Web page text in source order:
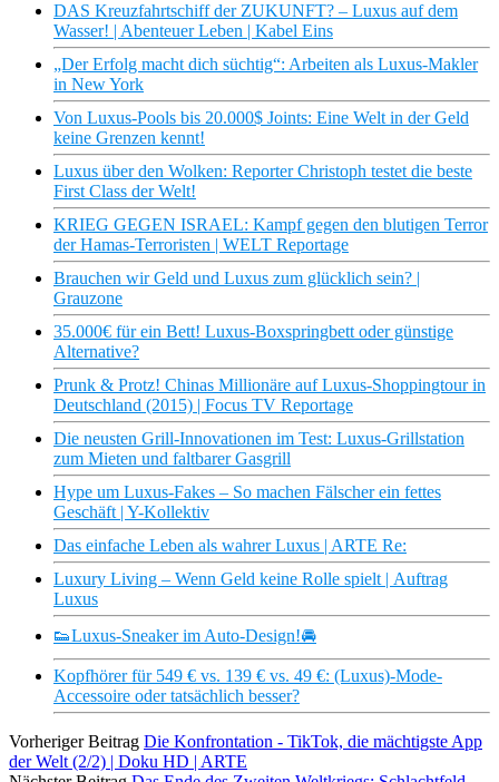
DAS Kreuzfahrtschiff der ZUKUNFT? – Luxus auf dem
Wasser! | Abenteuer Leben | Kabel Eins
„Der Erfolg macht dich süchtig“: Arbeiten als Luxus-Makler
in New York
Von Luxus-Pools bis 20.000$ Joints: Eine Welt in der Geld
keine Grenzen kennt!
Luxus über den Wolken: Reporter Christoph testet die beste
First Class der Welt!
KRIEG GEGEN ISRAEL: Kampf gegen den blutigen Terror
der Hamas-Terroristen | WELT Reportage
Brauchen wir Geld und Luxus zum glücklich sein? |
Grauzone
35.000€ für ein Bett! Luxus-Boxspringbett oder günstige
Alternative?
Prunk & Protz! Chinas Millionäre auf Luxus-Shoppingtour in
Deutschland (2015) | Focus TV Reportage
Die neusten Grill-Innovationen im Test: Luxus-Grillstation
zum Mieten und faltbarer Gasgrill
Hype um Luxus-Fakes – So machen Fälscher ein fettes
Geschäft | Y-Kollektiv
Das einfache Leben als wahrer Luxus | ARTE Re:
Luxury Living – Wenn Geld keine Rolle spielt | Auftrag
Luxus
👟Luxus-Sneaker im Auto-Design!🚘
Kopfhörer für 549 € vs. 139 € vs. 49 €: (Luxus)-Mode-
Accessoire oder tatsächlich besser?
Vorheriger Beitrag Die Konfrontation - TikTok, die mächtigste App
der Welt (2/2) | Doku HD | ARTE